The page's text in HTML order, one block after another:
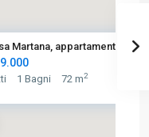
Martana, appartamento al...
1 Bagni 72 m2